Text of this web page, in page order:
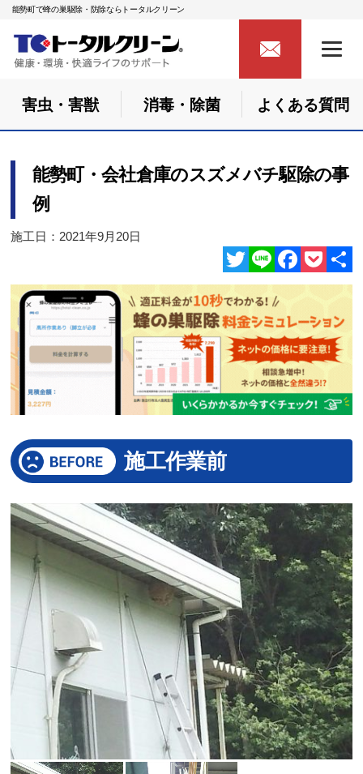
能勢町で蜂の巣駆除・防除ならトータルクリーン
害虫・害獣 消毒・除菌 よくある質問
能勢町・会社倉庫のスズメバチ駆除の事
例
施工日：2021年9月20日
Twitter
LineFacebook
Pocket
共
施工作業前